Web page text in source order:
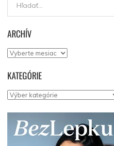
ARCHÍV
Archív
KATEGÓRIE
Kategórie